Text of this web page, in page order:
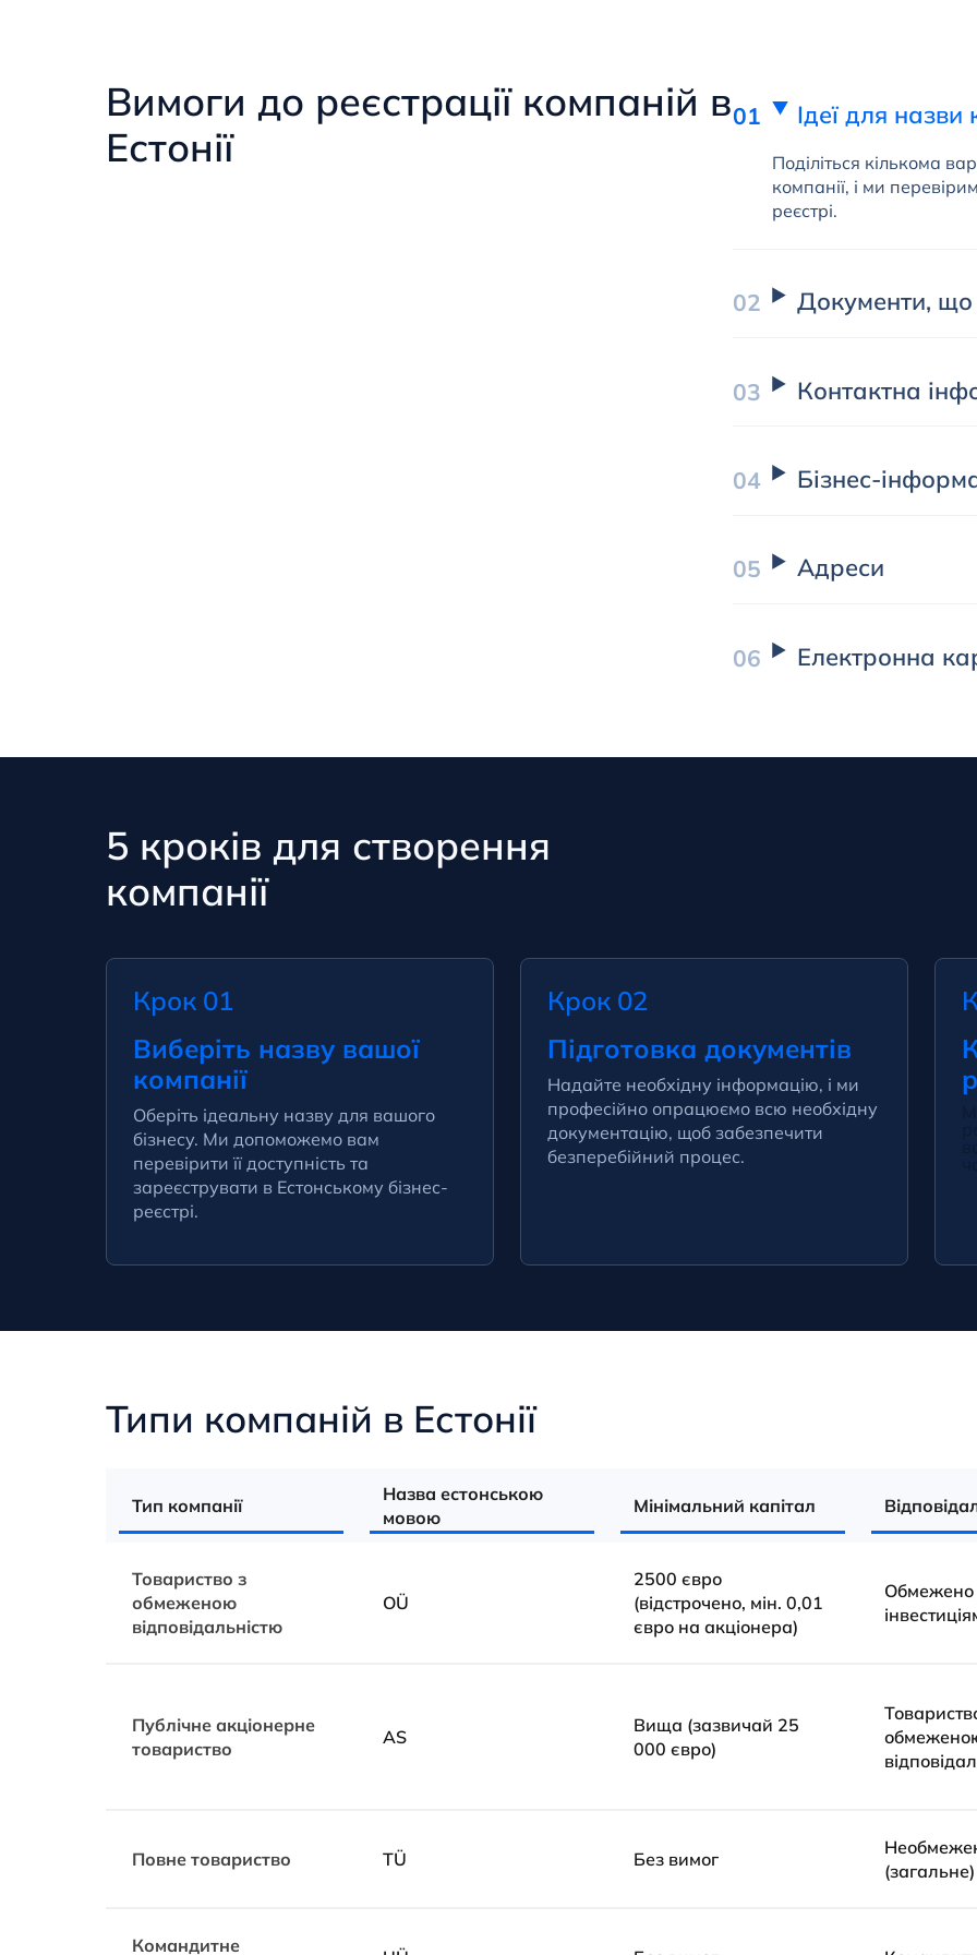
Вимоги до реєстрації компаній в
Естонії
Ідеї ​​для назви
Поділіться кількома
компанії, і ми
реєстрі.
Документи, що
Контактна
Бізнес-
Адреси
Електронна
5 кроків для створення
компанії
Крок 01
Виберіть назву вашої
компанії
Оберіть ідеальну назву для вашого
бізнесу. Ми допоможемо вам
перевірити її доступність та
зареєструвати в Естонському бізнес-
реєстрі.
Крок 02
Підготовка документів
Надайте необхідну інформацію, і ми
професійно опрацюємо всю необхідну
документацію, щоб забезпечити
безперебійний процес.
Типи компаній в Естонії
Тип компанії
Назва естонською
мовою
Мінімальний капітал
Товариство з
обмеженою
відповідальністю
OÜ
2500 євро
(відстрочено, мін. 0,01
євро на акціонера)
Обмежено
Публічне акціонерне
товариство
AS
Вища (зазвичай 25
000 євро)
Повне товариство TÜ Без вимог
(загальне)
Командитне